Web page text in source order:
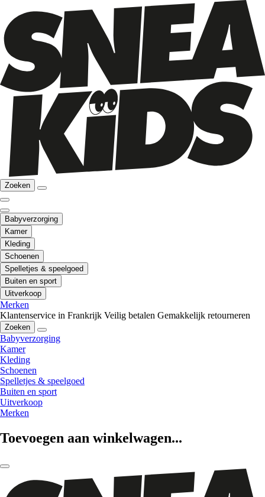
Zoeken
Babyverzorging
Kamer
Kleding
Schoenen
Spelletjes & speelgoed
Buiten en sport
Uitverkoop
Merken
Klantenservice in Frankrijk Veilig betalen Gemakkelijk retourneren
Zoeken
Babyverzorging
Kamer
Kleding
Schoenen
Spelletjes & speelgoed
Buiten en sport
Uitverkoop
Merken
Toevoegen aan winkelwagen...